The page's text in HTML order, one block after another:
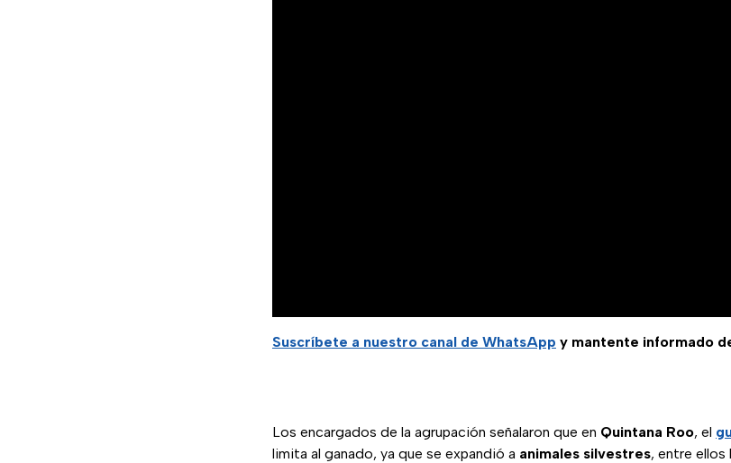
Suscríbete a nuestro canal de WhatsApp y mantente informado
Los encargados de la agrupación señalaron que en Quintana Roo, el
limita al ganado, ya que se expandió a animales silvestres, entre ellos